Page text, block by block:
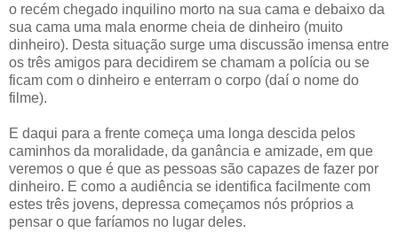
o recém chegado inquilino morto na sua cama e debaixo da
sua cama uma mala enorme cheia de dinheiro (muito
dinheiro). Desta situação surge uma discussão imensa entre
os três amigos para decidirem se chamam a polícia ou se
ficam com o dinheiro e enterram o corpo (daí o nome do
filme).
E daqui para a frente começa uma longa descida pelos
caminhos da moralidade, da ganância e amizade, em que
veremos o que é que as pessoas são capazes de fazer por
dinheiro. E como a audiência se identifica facilmente com
estes três jovens, depressa começamos nós próprios a
pensar o que faríamos no lugar deles.